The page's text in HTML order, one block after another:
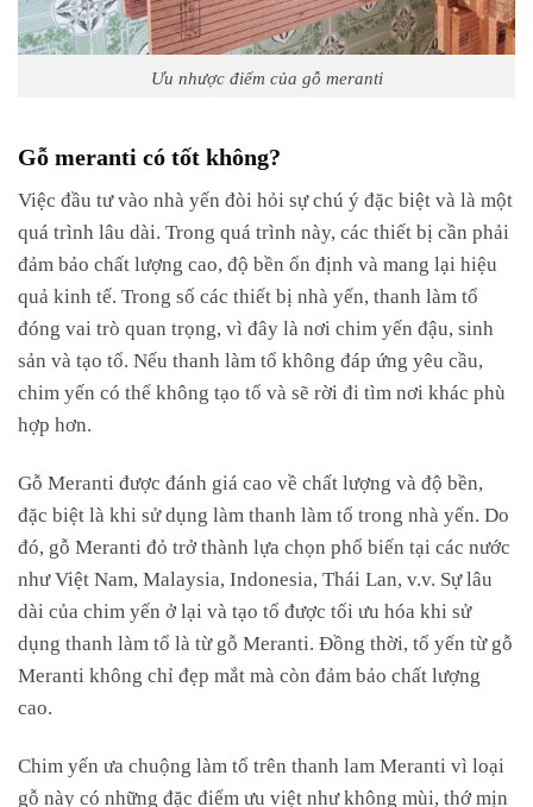
Ưu nhược điểm của gỗ meranti
Gỗ meranti có tốt không?
Việc đầu tư vào nhà yến đòi hỏi sự chú ý đặc biệt và là một
quá trình lâu dài. Trong quá trình này, các thiết bị cần phải
đảm bảo chất lượng cao, độ bền ổn định và mang lại hiệu
quả kinh tế. Trong số các thiết bị nhà yến, thanh làm tổ
đóng vai trò quan trọng, vì đây là nơi chim yến đậu, sinh
sản và tạo tổ. Nếu thanh làm tổ không đáp ứng yêu cầu,
chim yến có thể không tạo tổ và sẽ rời đi tìm nơi khác phù
hợp hơn.
Gỗ Meranti được đánh giá cao về chất lượng và độ bền,
đặc biệt là khi sử dụng làm thanh làm tổ trong nhà yến. Do
đó, gỗ Meranti đỏ trở thành lựa chọn phổ biến tại các nước
như Việt Nam, Malaysia, Indonesia, Thái Lan, v.v. Sự lâu
dài của chim yến ở lại và tạo tổ được tối ưu hóa khi sử
dụng thanh làm tổ là từ gỗ Meranti. Đồng thời, tổ yến từ gỗ
Meranti không chỉ đẹp mắt mà còn đảm bảo chất lượng
cao.
Chim yến ưa chuộng làm tổ trên thanh lam Meranti vì loại
gỗ này có những đặc điểm ưu việt như không mùi, thớ mịn